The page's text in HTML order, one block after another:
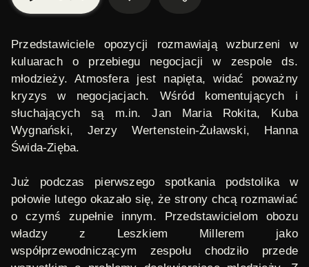
Przedstawiciele opozycji rozmawiają wzburzeni w
kuluarach o przebiegu negocjacji w zespole ds.
młodzieży. Atmosfera jest napięta, widać poważny
kryzys w negocjacjach. Wśród komentujących i
słuchających są m.in. Jan Maria Rokita, Kuba
Wygnański, Jerzy Wertenstein-Żuławski, Hanna
Świda-Zięba.
Już podczas pierwszego spotkania podstolika w
połowie lutego okazało się, że strony chcą rozmawiać
o czymś zupełnie innym. Przedstawicielom obozu
władzy z Leszkiem Millerem jako
współprzewodniczącym zespołu chodziło przede